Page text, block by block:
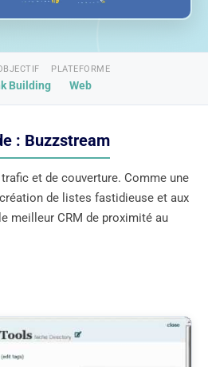
Building
PLATEFORME
Web
: Buzzstream
et de couverture. Comme une
de listes fastidieuse et aux
meilleur CRM de proximité au